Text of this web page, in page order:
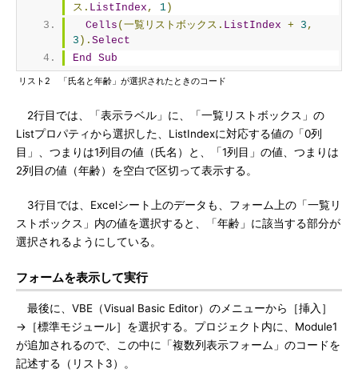
ス. ListIndex , 1)
Cells (一覧リストボックス. ListIndex + 3 ,
3 ). Select
End Sub
リスト2 「氏名と年齢」が選択されたときのコード
2行目では、「表示ラベル」に、「一覧リストボックス」の
Listプロパティから選択した、ListIndexに対応する値の「0列
目」、つまりは1列目の値（氏名）と、「1列目」の値、つまりは
2列目の値（年齢）を空白で区切って表示する。
3行目では、Excelシート上のデータも、フォーム上の「一覧リ
ストボックス」内の値を選択すると、「年齢」に該当する部分が
選択されるようにしている。
フォームを表示して実行
最後に、VBE（Visual Basic Editor）のメニューから［挿入］
→［標準モジュール］を選択する。プロジェクト内に、Module1
が追加されるので、この中に「複数列表示フォーム」のコードを
記述する（リスト3）。